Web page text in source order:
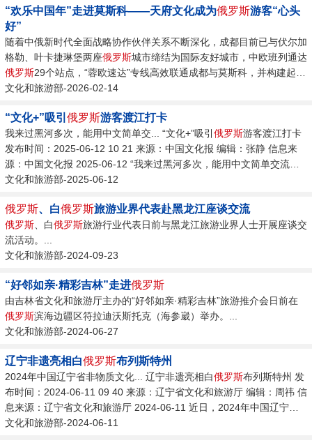
“欢乐中国年”走进莫斯科——天府文化成为俄罗斯游客“心头
好”
随着中俄新时代全面战略协作伙伴关系不断深化，成都目前已与伏尔加
格勒、叶卡捷琳堡两座俄罗斯城市缔结为国际友好城市，中欧班列通达
俄罗斯29个站点，“蓉欧速达”专线高效联通成都与莫斯科，并构建起每
周10班直飞俄罗斯的密集航线网络，让“说走就走的成都之行”成为现
文化和旅游部-2026-02-14
“文化+”吸引 俄罗斯游客渡江打卡
我来过黑河多次，能用中文简单交... “文化+”吸引 俄罗斯游客渡江打卡
发布时间：2025-06-12 10 21 来源：中国文化报 编辑：张静 信息来
源：中国文化报 2025-06-12 “我来过黑河多次，能用中文简单交流、
学会了使筷子和剪纸。...
文化和旅游部-2025-06-12
俄罗斯、白俄罗斯旅游业界代表赴黑龙江座谈交流
俄罗斯 、白俄罗斯旅游行业代表日前与黑龙江旅游业界人士开展座谈交
流活动。...
文化和旅游部-2024-09-23
“好邻如亲·精彩吉林”走进俄罗斯
由吉林省文化和旅游厅主办的“好邻如亲·精彩吉林”旅游推介会日前在
俄罗斯滨海边疆区符拉迪沃斯托克（海参崴）举办。...
文化和旅游部-2024-06-27
辽宁非遗亮相白俄罗斯布列斯特州
2024年中国辽宁省非物质文化... 辽宁非遗亮相白俄罗斯布列斯特州 发
布时间：2024-06-11 09 40 来源：辽宁省文化和旅游厅 编辑：周祎 信
息来源：辽宁省文化和旅游厅 2024-06-11 近日，2024年中国辽宁省
非物质文化遗产走进白俄罗斯
文化和旅游部-2024-06-11